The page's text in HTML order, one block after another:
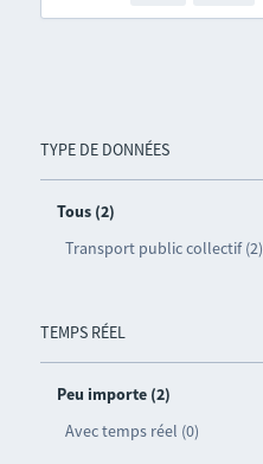
TYPE DE DONNÉES
Tous (2)
Transport public collectif (2)
TEMPS RÉEL
Peu importe (2)
Avec temps réel (0)